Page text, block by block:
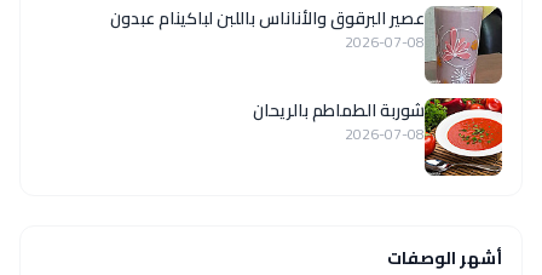
عصير البرقوق والأناناس باللبن لباكينام عبدون
2026-07-08
شوربة الطماطم بالريحان
2026-07-08
أشهر الوصفات